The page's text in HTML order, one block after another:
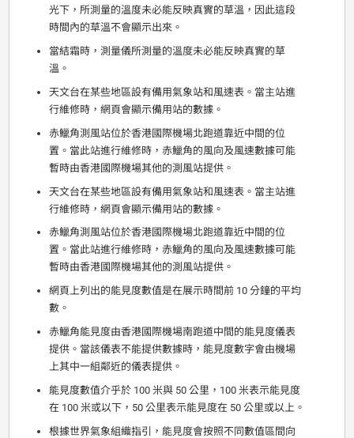
光下，所測量的溫度未必能反映真實的草溫，因此這段
時間內的草溫不會顯示出來。
當結霜時，測量儀所測量的溫度未必能反映真實的草
溫。
天文台在某些地區設有備用氣象站和風速表。當主站進
行維修時，網頁會顯示備用站的數據。
赤鱲角測風站位於香港國際機場北跑道靠近中間的位
置。當此站進行維修時，赤鱲角的風向及風速數據可能
暫時由香港國際機場其他的測風站提供。
天文台在某些地區設有備用氣象站和風速表。當主站進
行維修時，網頁會顯示備用站的數據。
赤鱲角測風站位於香港國際機場北跑道靠近中間的位
置。當此站進行維修時，赤鱲角的風向及風速數據可能
暫時由香港國際機場其他的測風站提供。
網頁上列出的能見度數值是在展示時間前 10 分鐘的平均
數。
赤鱲角能見度由香港國際機場南跑道中間的能見度儀表
提供。當該儀表不能提供數據時，能見度數字會由機場
上其中一組鄰近的儀表提供。
能見度數值介乎於 100 米與 50 公里，100 米表示能見度
在 100 米或以下，50 公里表示能見度在 50 公里或以上。
根據世界氣象組織指引，能見度會按照不同數值區間向